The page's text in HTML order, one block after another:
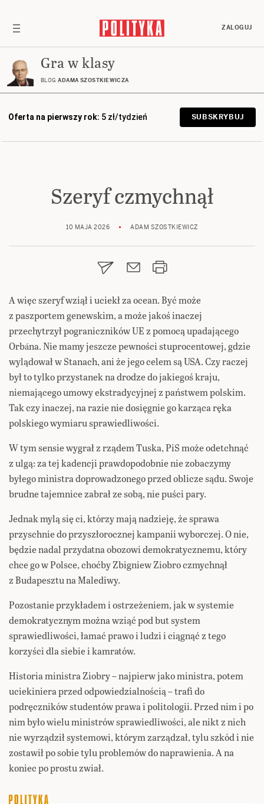
ZALOGUJ
Gra w klasy
BLOG ADAMA SZOSTKIEWICZA
Oferta na pierwszy rok: 5 zł/tydzień SUBSKRYBUJ
Szeryf czmychnął
10 MAJA 2026 ADAM SZOSTKIEWICZ
A więc szeryf wziął i uciekł za ocean. Być może
z paszportem genewskim, a może jakoś inaczej
przechytrzył pograniczników UE z pomocą upadającego
Orbána. Nie mamy jeszcze pewności stuprocentowej, gdzie
wylądował w Stanach, ani że jego celem są USA. Czy raczej
był to tylko przystanek na drodze do jakiegoś kraju,
niemającego umowy ekstradycyjnej z państwem polskim.
Tak czy inaczej, na razie nie dosięgnie go karząca ręka
polskiego wymiaru sprawiedliwości.
W tym sensie wygrał z rządem Tuska, PiS może odetchnąć
z ulgą: za tej kadencji prawdopodobnie nie zobaczymy
byłego ministra doprowadzonego przed oblicze sądu. Swoje
brudne tajemnice zabrał ze sobą, nie puści pary.
Jednak mylą się ci, którzy mają nadzieję, że sprawa
przyschnie do przyszłorocznej kampanii wyborczej. O nie,
będzie nadal przydatna obozowi demokratycznemu, który
chce go w Polsce, choćby Zbigniew Ziobro czmychnął
z Budapesztu na Malediwy.
Pozostanie przykładem i ostrzeżeniem, jak w systemie
demokratycznym można wziąć pod but system
sprawiedliwości, łamać prawo i ludzi i ciągnąć z tego
korzyści dla siebie i kamratów.
Historia ministra Ziobry – najpierw jako ministra, potem
uciekiniera przed odpowiedzialnością – trafi do
podręczników studentów prawa i politologii. Przed nim i po
nim było wielu ministrów sprawiedliwości, ale nikt z nich
nie wyrządził systemowi, którym zarządzał, tylu szkód i nie
zostawił po sobie tylu problemów do naprawienia. A na
koniec po prostu zwiał.